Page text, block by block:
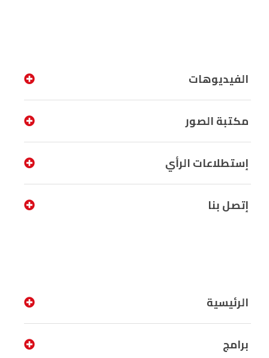
الفيديوهات
مكتبة الصور
إستطلاعات الرأي
إتصل بنا
الرئيسية
برامج